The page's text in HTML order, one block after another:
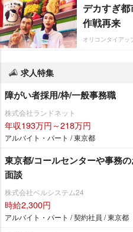
デカすぎ
作戦再来
オリコンタイアッ
求人特集
障がい者採用/枠/一般事務職
株式会社ランドネット
年収193万円～218万円
アルバイト・パート / 東京都
東京都/コールセンターや事務
面談
株式会社ベルシステム24
時給2,300円
アルバイト・パート / 契約社員 / 東京都